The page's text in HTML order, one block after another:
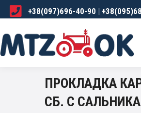
+38(097)696-40-90 |
ПРОКЛАДКА
СБ. С
ГОЛОВНА КАТАЛОГ